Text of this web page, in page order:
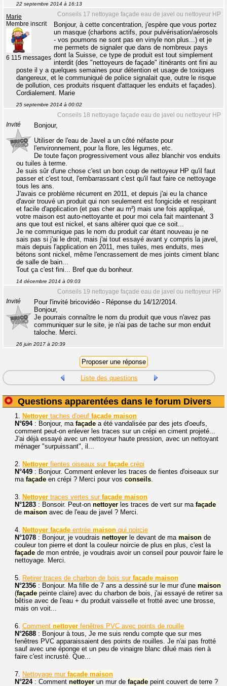
22 septembre 2014 à 16:13
Conseils 17 nettoyage façade eau de javel ou nettoyeur HP
Marie
Membre inscrit
6 115 messages
Bonjour, à cette concentration, j'espère que vous portez
un masque (charbons actifs, pour pulvérisation/aérosols
- vos poumons ne sont pas en vinyle non plus...) et je
me permets de signaler que dans de nombreux pays
dont la Suisse, ce type de produit est tout simplement
interdit (des "nettoyeurs de façade" itinérants ont fini au
poste il y a quelques semaines pour détention et usage de toxiques
dangereux, et le communiqué de police signalait que, outre le risque
de pollution, ces produits risquent d'attaquer les enduits et façades).
Cordialement. Marie
25 septembre 2014 à 00:02
Conseils 18 nettoyage façade eau de javel ou nettoyeur HP
Invité
Bonjour,
Utiliser de l'eau de Javel a un côté néfaste pour
l'environnement, pour la flore, les légumes, etc.
De toute façon progressivement vous allez blanchir vos enduits
ou tuiles à terme.
Je suis sûr d'une chose c'est un bon coup de nettoyeur HP qu'il faut
passer et c'est tout, l'embarrassant c'est qu'il faut faire ce nettoyage
tous les ans.
J'avais ce problème récurrent en 2011, et depuis j'ai eu la chance
d'avoir trouvé un produit qui non seulement est fongicide et respirant
et facile d'application (et pas cher au m²) mais une fois appliqué,
votre maison est auto-nettoyante et pour moi cela fait maintenant 3
ans que tout est nickel, et sans altérer quoi que ce soit...
Je ne communique pas le nom du produit car étant nouveau je ne
sais pas si j'ai le droit, mais j'ai tout essayé avant y compris la javel,
mais depuis l'application en 2011, mes tuiles, mes enduits, mes
bétons sont nickel, même l'encrassement de mes joints ciment blanc
de salle de bain...
Tout ça c'est fini... Bref que du bonheur.
14 décembre 2014 à 09:03
Conseils 19 nettoyage façade eau de javel ou nettoyeur HP
Invité
Pour l'invité bricovidéo - Réponse du 14/12/2014.
Bonjour,
Je pourrais connaître le nom du produit que vous n'avez pas
communiquer sur le site, je n'ai pas de tache sur mon enduit
taloche. Merci.
26 juin 2017 à 20:39
Liste des questions
Questions apparentées dans le forum Divers
1. Nettoyer taches d'oeuf façade maison
N°694: Bonjour, ma façade a été vandalisée par des jets d'oeufs,
comment peut-on enlever les traces sur un crépi en ciment projeté...
J'ai déjà essayé avec un nettoyeur haute pression, avec un nettoyant
ménager "surpuissant", il...
2. Nettoyer fientes oiseaux sur façade crépi
N°449 : Bonjour. Comment enlever les traces de fientes d'oiseaux sur
ma façade en crépi ? Merci pour vos conseils.
3. Nettoyer traces vertes sur façade maison
N°1283 : Bonsoir. Peut-on nettoyer les traces de vert sur ma façade
de maison avec de l'eau de javel ? Merci.
4. Nettoyer façade entrée maison qui noircie
N°1078 : Bonjour, je voudrais nettoyer le devant de ma maison de
couleur ton pierre et dont la couleur noircie de plus en plus, c'est la
façade de mon entrée, je voudrais avoir un conseil pour pouvoir faire le
nettoyage. Merci.
5. Retirer traces de charbon de bois sur façade maison
N°2356 : Bonjour. Ma fille de 7 ans a dessiné sur le mur d'une maison
(façade peinte claire) avec du charbon de bois, j'ai essayé de retirer sa
bêtise avec de l'eau + du produit vaisselle et frotté avec une brosse,
mais on voit...
6. Comment nettoyer fenêtres PVC avec points de rouille
N°2688 : Bonjour à tous, Je me suis rendu compte que sur mes
fenêtres PVC apparaissaient des points de rouilles. Je n'ai pas frotté
sauf avec une éponge et un peu de vinaigre blanc dilué mais rien à
faire c'est incrusté. Que...
7. Nettoyage mur façade maison
N°224: Comment nettoyer un mur de façade peint couvert de terre ?